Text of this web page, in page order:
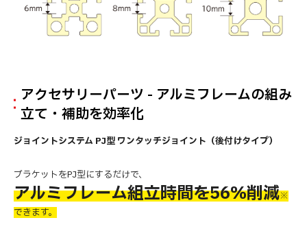
アクセサリーパーツ - アルミフレームの組み
立て・補助を効率化
ジョイントシステム PJ型 ワンタッチジョイント（後付けタイプ）
ブラケットをPJ型にするだけで、
アルミフレーム組立時間を56%削減※
できます。